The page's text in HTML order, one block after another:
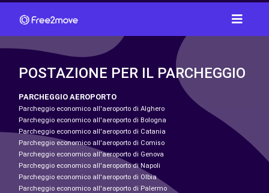
POSTAZIONE PER IL PARCHEGGIO
PARCHEGGIO AEROPORTO
Parcheggio economico all'aeroporto di Alghero
Parcheggio economico all'aeroporto di Bologna
Parcheggio economico all'aeroporto di Catania
Parcheggio economico all'aeroporto di Comiso
Parcheggio economico all'aeroporto di Genova
Parcheggio economico all'aeroporto di Napoli
Parcheggio economico all'aeroporto di Olbia
Parcheggio economico all'aeroporto di Palermo